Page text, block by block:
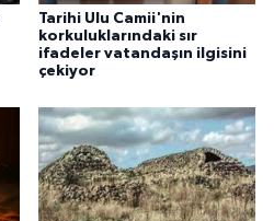
Tarihi Ulu Camii'nin
korkuluklarındaki sır
ifadeler vatandaşın ilgisini
çekiyor